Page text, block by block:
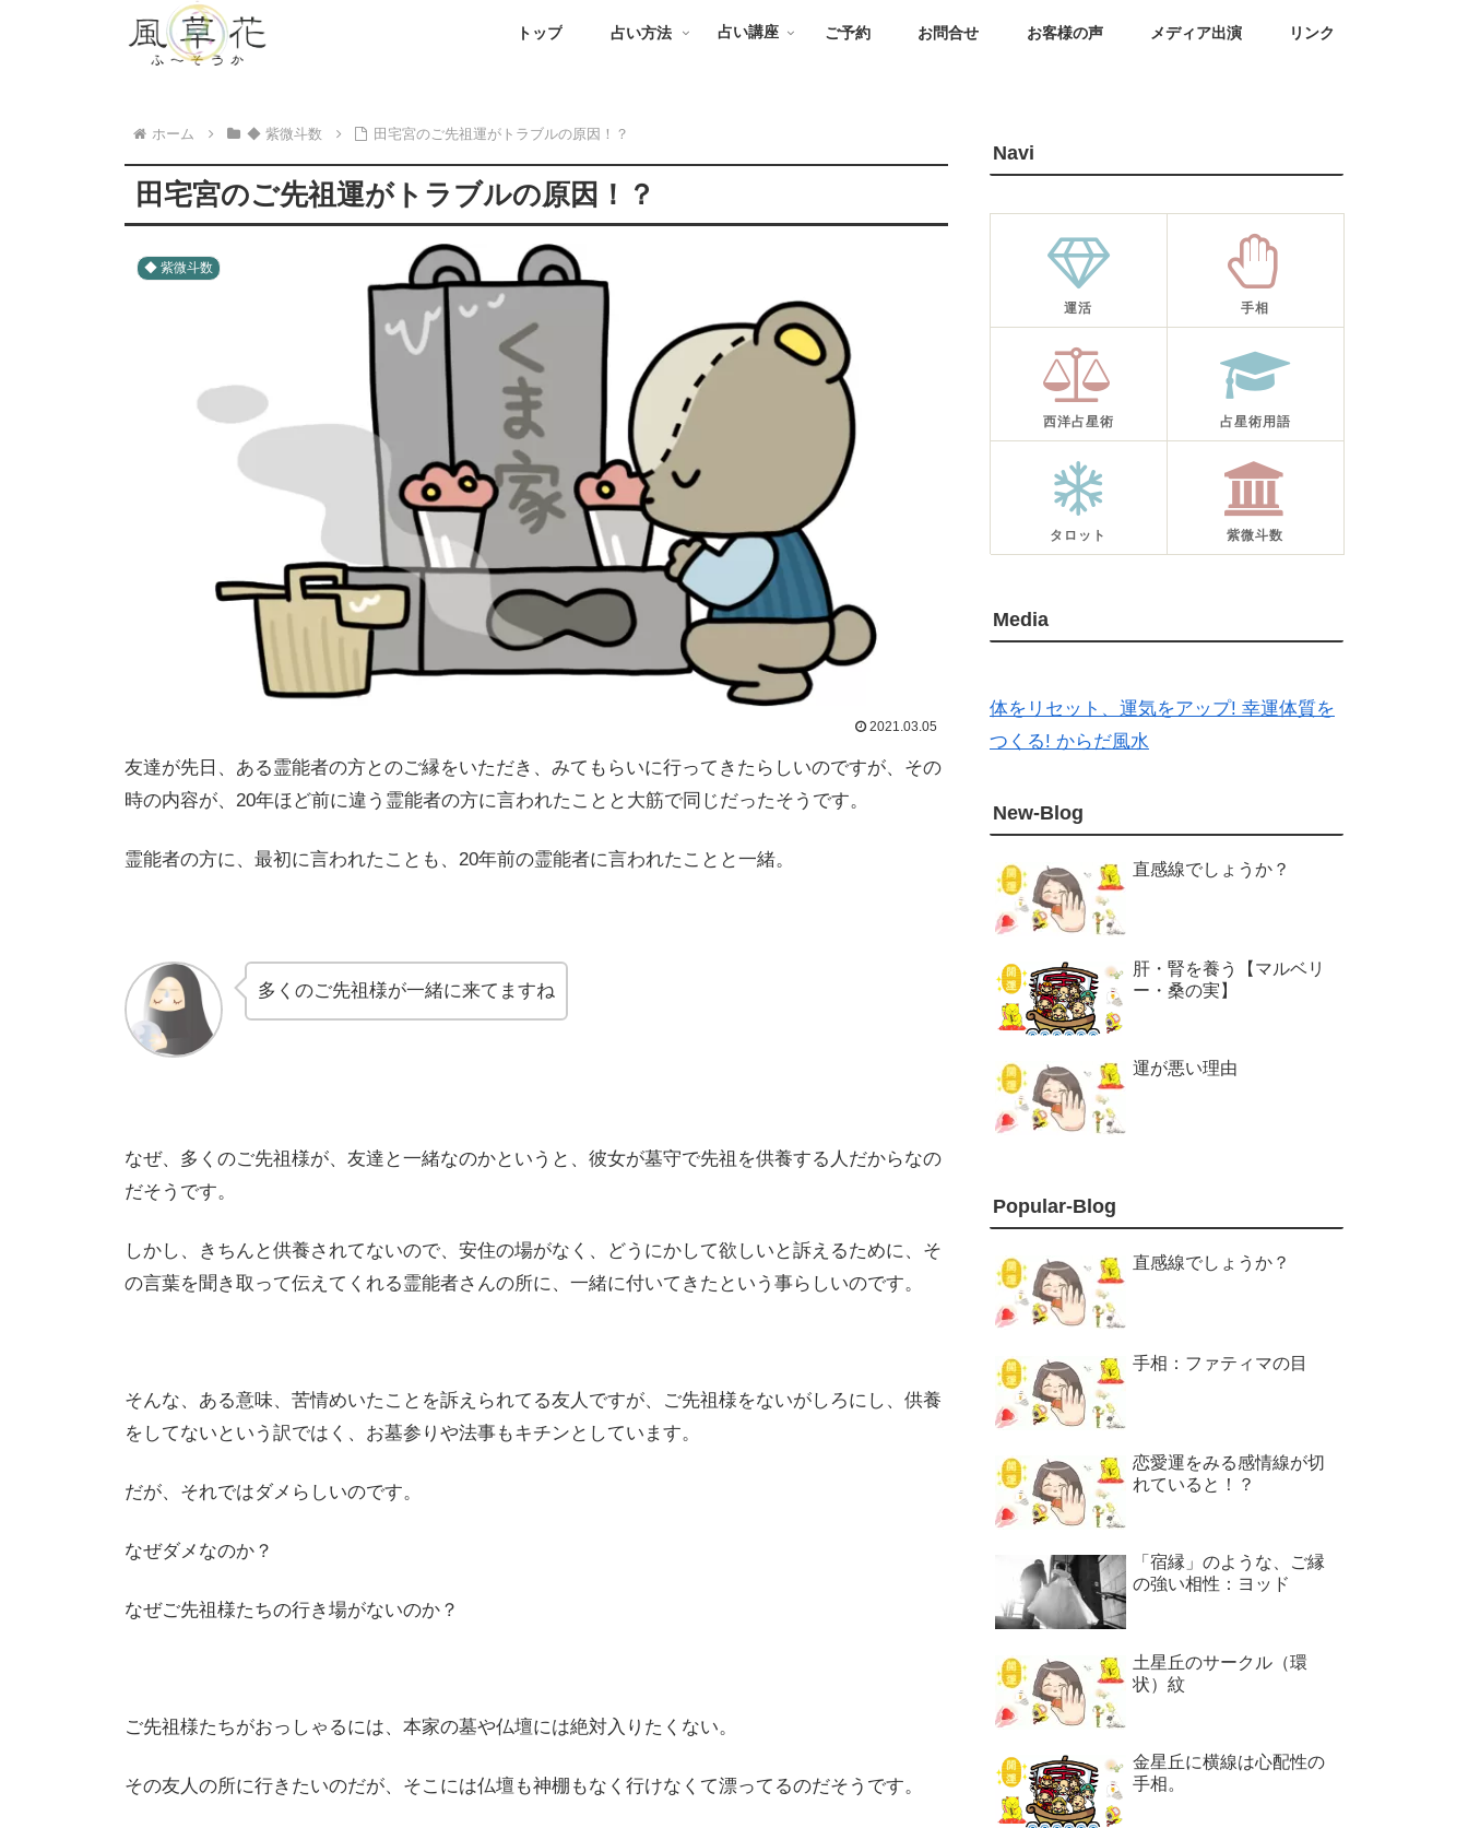
トップ 占い方法 占い講座 ご予約 お問合せ お客様の声 メディア出演 リンク
ホーム ◆ 紫微斗数 田宅宮のご先祖運がトラブルの原因！？
田宅宮のご先祖運がトラブルの原因！？
◆ 紫微斗数
2021.03.05
友達が先日、ある霊能者の方とのご縁をいただき、みてもらいに行ってきたらしいのですが、その
時の内容が、20年ほど前に違う霊能者の方に言われたことと大筋で同じだったそうです。
霊能者の方に、最初に言われたことも、20年前の霊能者に言われたことと一緒。
多くのご先祖様が一緒に来てますね
なぜ、多くのご先祖様が、友達と一緒なのかというと、彼女が墓守で先祖を供養する人だからなの
だそうです。
しかし、きちんと供養されてないので、安住の場がなく、どうにかして欲しいと訴えるために、そ
の言葉を聞き取って伝えてくれる霊能者さんの所に、一緒に付いてきたという事らしいのです。
そんな、ある意味、苦情めいたことを訴えられてる友人ですが、ご先祖様をないがしろにし、供養
をしてないという訳ではく、お墓参りや法事もキチンとしています。
だが、それではダメらしいのです。
なぜダメなのか？
なぜご先祖様たちの行き場がないのか？
ご先祖様たちがおっしゃるには、本家の墓や仏壇には絶対入りたくない。
その友人の所に行きたいのだが、そこには仏壇も神棚もなく行けなくて漂ってるのだそうです。
Navi
運活 手相
西洋占星術 占星術用語
タロット 紫微斗数
Media
体をリセット、運気をアップ! 幸運体質を
つくる! からだ風水
New-Blog
直感線でしょうか？
肝・腎を養う【マルベリ
ー・桑の実】
運が悪い理由
Popular-Blog
直感線でしょうか？
手相：ファティマの目
恋愛運をみる感情線が切
れていると！？
「宿縁」のような、ご縁
の強い相性：ヨッド
土星丘のサークル（環
状）紋
金星丘に横線は心配性の
手相。